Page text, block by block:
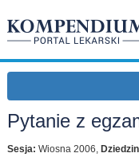
Pytanie z
Sesja: Wiosna 2006,